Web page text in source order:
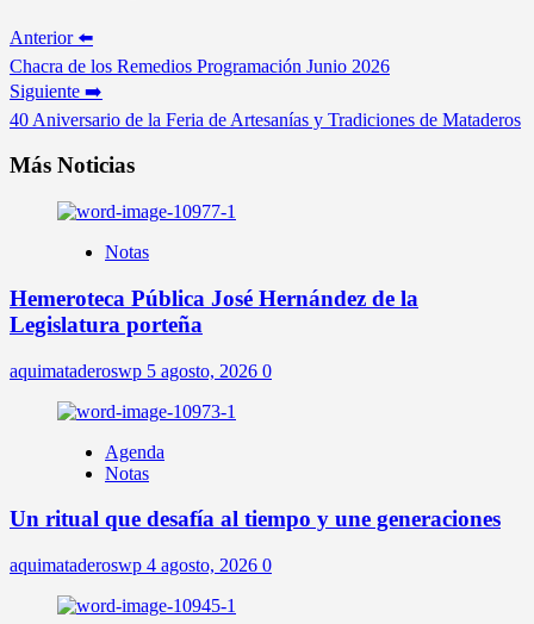
Anterior ⬅️
Chacra de los Remedios Programación Junio 2026
Siguiente ➡️
40 Aniversario de la Feria de Artesanías y Tradiciones de Mataderos
Más Noticias
Notas
Hemeroteca Pública José Hernández de la
Legislatura porteña
aquimataderoswp 5 agosto, 2026 0
Agenda
Notas
Un ritual que desafía al tiempo y une generaciones
aquimataderoswp 4 agosto, 2026 0